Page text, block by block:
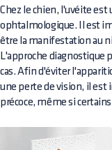
Chez le chien, l'uvéite est
ophtalmologique. Il est
être la manifestation au
L'approche diagnostique
cas. Afin d'éviter
une perte de vision, il
précoce, même si